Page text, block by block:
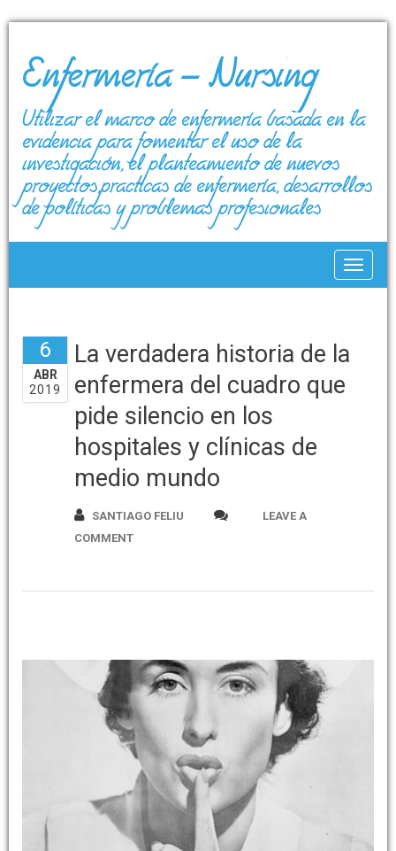
Enfermería – Nursing
Utilizar el marco de enfermería basada en la
evidencia para fomentar el uso de la
investigación, el planteamiento de nuevos
proyectos,prácticas de enfermería, desarrollos
de políticas y problemas profesionales
6
ABR
2019
La verdadera historia de la
enfermera del cuadro que
pide silencio en los
hospitales y clínicas de
medio mundo
SANTIAGO FELIU
LEAVE A
COMMENT